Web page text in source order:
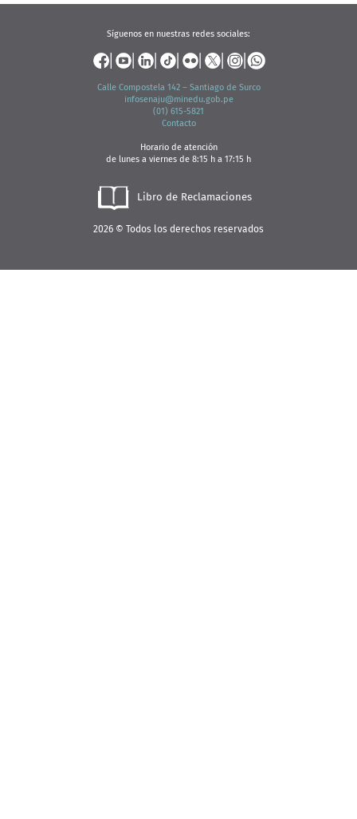
Síguenos en nuestras redes sociales:
Calle Compostela 142 – Santiago de Surco
infosenaju@minedu.gob.pe
(01) 615-5821
Contacto
Horario de atención
de lunes a viernes de 8:15 h a 17:15 h
Libro de Reclamaciones
2026 © Todos los derechos reservados